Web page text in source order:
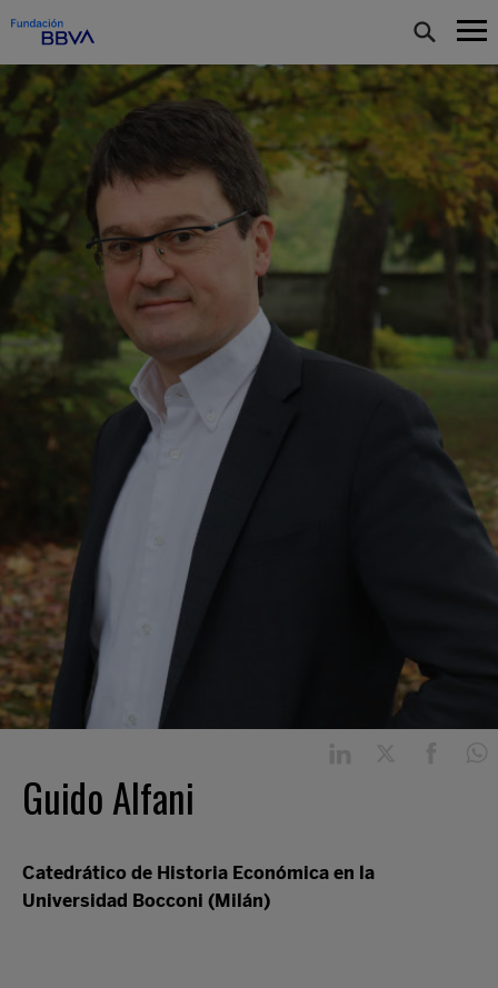
Guido Alfani
Catedrático de Historia Económica en la
Universidad Bocconi (Milán)